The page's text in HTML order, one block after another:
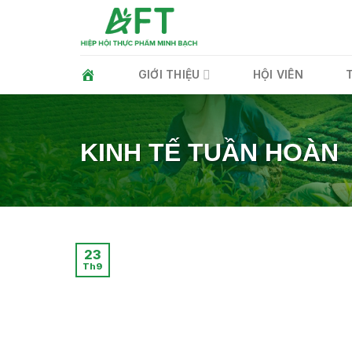
GIỚI THIỆU HỘI VIÊN
KINH TẾ TUẦN HOÀN
23
Th9